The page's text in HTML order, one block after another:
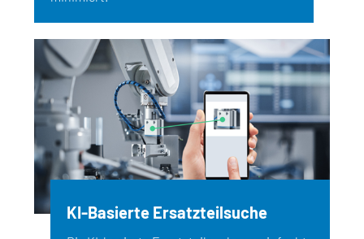
KI-Basierte Ersatzteilsuche